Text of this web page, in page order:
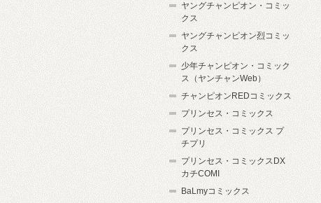
ヤングチャンピオン・コミッ
クス
ヤングチャンピオン烈コミッ
クス
少年チャンピオン・コミック
ス（ヤンチャンWeb）
チャンピオンREDコミックス
プリンセス・コミックス
プリンセス・コミックス プ
チプリ
プリンセス・コミックスDX
カチCOMI
BaLmyコミックス